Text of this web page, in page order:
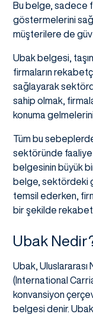
Bu belge, sadece
göstermelerini
müşterilere de
Ubak belgesi,
firmaların
sağlayarak
sahip olmak,
konuma
Tüm bu
sektöründe
belgesinin büyük
belge, sektördeki
temsil ederken,
bir şekilde
Ubak
Ubak, Uluslararası
(International
konvansiyon
belgesi denir. Ubak